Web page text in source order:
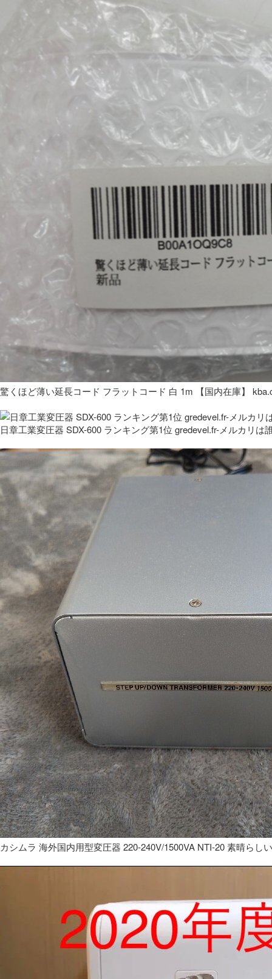
驚くほど薄い延長コード フラットコード 白 1m 【国内在庫】
日章工業変圧器 SDX-600 ランキング第1位 gredevel.fr-メルカリは
カシムラ 海外国内用型変圧器 220-240V/1500VA NTI-20 素晴らし